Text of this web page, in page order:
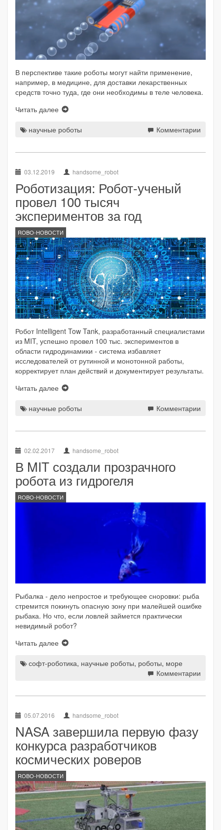
В перспективе такие роботы могут найти применение,
например, в медицине, для доставки лекарственных
средств точно туда, где они необходимы в теле человека.
Читать далее
научные роботы Комментарии
03.12.2019 handsome_robot
Роботизация: Робот-ученый
провел 100 тысяч
экспериментов за год
ROBO-НОВОСТИ
Робот Intelligent Tow Tank, разработанный специалистами
из MIT, успешно провел 100 тыс. экспериментов в
области гидродинамики - система избавляет
исследователей от рутинной и монотонной работы,
корректирует план действий и документирует результаты.
Читать далее
научные роботы Комментарии
02.02.2017 handsome_robot
В MIT создали прозрачного
робота из гидрогеля
ROBO-НОВОСТИ
Рыбалка - дело непростое и требующее сноровки: рыба
стремится покинуть опасную зону при малейшей ошибке
рыбака. Но что, если ловлей займется практически
невидимый робот?
Читать далее
софт-роботика, научные роботы, роботы, море
Комментарии
05.07.2016 handsome_robot
NASA завершила первую фазу
конкурса разработчиков
космических роверов
ROBO-НОВОСТИ